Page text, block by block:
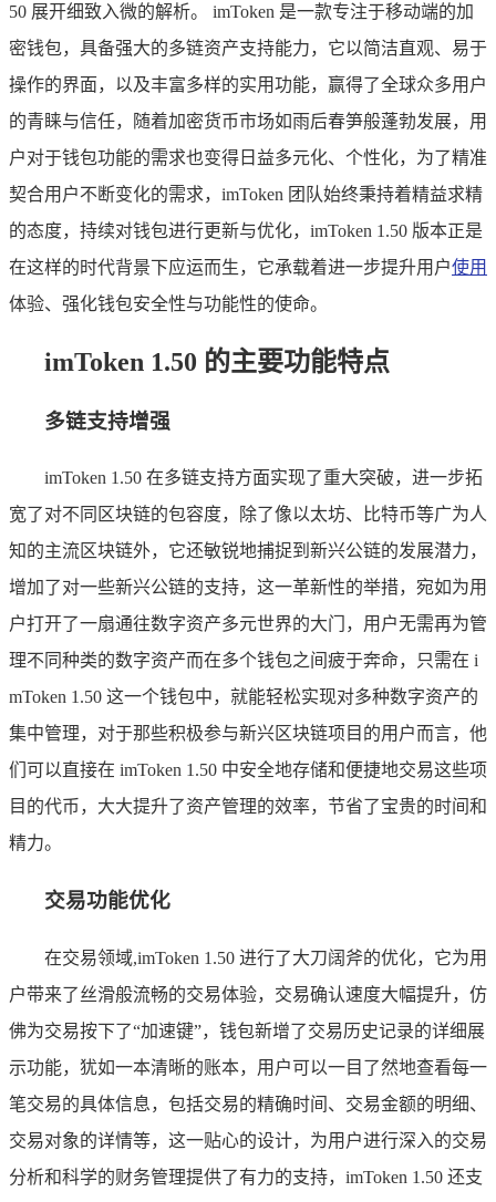
50 展开细致入微的解析。 imToken 是一款专注于移动端的加
密钱包，具备强大的多链资产支持能力，它以简洁直观、易于
操作的界面，以及丰富多样的实用功能，赢得了全球众多用户
的青睐与信任，随着加密货币市场如雨后春笋般蓬勃发展，用
户对于钱包功能的需求也变得日益多元化、个性化，为了精准
契合用户不断变化的需求，imToken 团队始终秉持着精益求精
的态度，持续对钱包进行更新与优化，imToken 1.50 版本正是
在这样的时代背景下应运而生，它承载着进一步提升用户使用
体验、强化钱包安全性与功能性的使命。
imToken 1.50 的主要功能特点
多链支持增强
imToken 1.50 在多链支持方面实现了重大突破，进一步拓
宽了对不同区块链的包容度，除了像以太坊、比特币等广为人
知的主流区块链外，它还敏锐地捕捉到新兴公链的发展潜力，
增加了对一些新兴公链的支持，这一革新性的举措，宛如为用
户打开了一扇通往数字资产多元世界的大门，用户无需再为管
理不同种类的数字资产而在多个钱包之间疲于奔命，只需在 i
mToken 1.50 这一个钱包中，就能轻松实现对多种数字资产的
集中管理，对于那些积极参与新兴区块链项目的用户而言，他
们可以直接在 imToken 1.50 中安全地存储和便捷地交易这些项
目的代币，大大提升了资产管理的效率，节省了宝贵的时间和
精力。
交易功能优化
在交易领域,imToken 1.50 进行了大刀阔斧的优化，它为用
户带来了丝滑般流畅的交易体验，交易确认速度大幅提升，仿
佛为交易按下了“加速键”，钱包新增了交易历史记录的详细展
示功能，犹如一本清晰的账本，用户可以一目了然地查看每一
笔交易的具体信息，包括交易的精确时间、交易金额的明细、
交易对象的详情等，这一贴心的设计，为用户进行深入的交易
分析和科学的财务管理提供了有力的支持，imToken 1.50 还支